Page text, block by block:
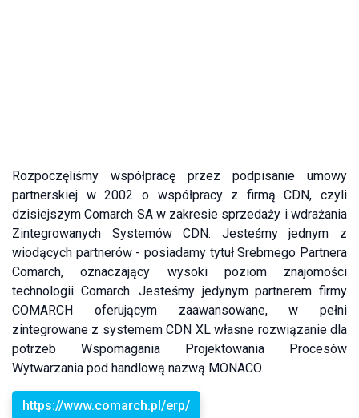
Rozpoczęliśmy współpracę przez podpisanie umowy
partnerskiej w 2002 o współpracy z firmą CDN, czyli
dzisiejszym Comarch SA w zakresie sprzedaży i wdrażania
Zintegrowanych Systemów CDN. Jesteśmy jednym z
wiodących partnerów - posiadamy tytuł Srebrnego Partnera
Comarch, oznaczający wysoki poziom znajomości
technologii Comarch. Jesteśmy jedynym partnerem firmy
COMARCH oferującym zaawansowane, w pełni
zintegrowane z systemem CDN XL własne rozwiązanie dla
potrzeb Wspomagania Projektowania Procesów
Wytwarzania pod handlową nazwą MONACO.
https://www.comarch.pl/erp/